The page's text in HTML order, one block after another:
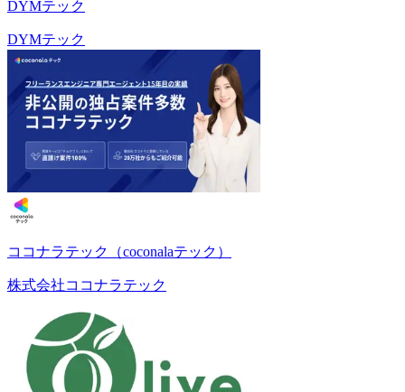
DYMテック
DYMテック
ココナラテック（coconalaテック）
株式会社ココナラテック